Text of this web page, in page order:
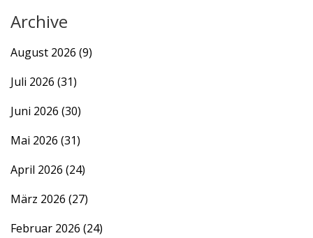
Archive
August 2026 (9)
Juli 2026 (31)
Juni 2026 (30)
Mai 2026 (31)
April 2026 (24)
März 2026 (27)
Februar 2026 (24)